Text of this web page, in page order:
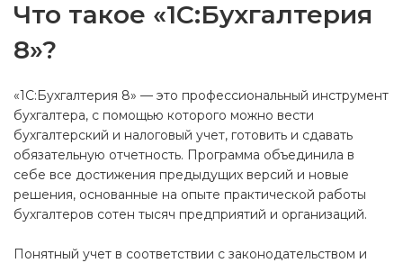
Что такое «1C:Бухгалтерия
8»?
«1C:Бухгалтерия 8» — это профессиональный инструмент
бухгалтера, с помощью которого можно вести
бухгалтерский и налоговый учет, готовить и сдавать
обязательную отчетность. Программа объединила в
себе все достижения предыдущих версий и новые
решения, основанные на опыте практической работы
бухгалтеров сотен тысяч предприятий и организаций.
Понятный учет в соответствии с законодательством и